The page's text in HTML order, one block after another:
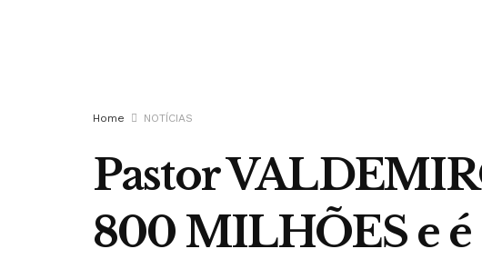
Home NOTÍCIAS
Pastor
800 MILHÕES e é